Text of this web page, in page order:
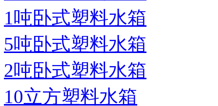
1吨卧式塑料水箱
5吨卧式塑料水箱
2吨卧式塑料水箱
10立方塑料水箱